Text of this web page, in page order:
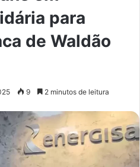
para
de Waldão
9 2 minutos de leitura